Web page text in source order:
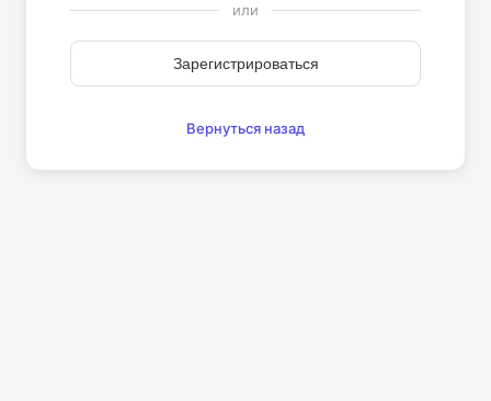
или
Зарегистрироваться
Вернуться назад